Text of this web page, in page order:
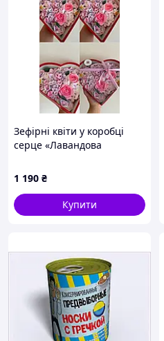
Зефірні квіти у коробці
серце «Лавандова
гортензії, троянди та
ромашки ручної роботи/22
см
1 190 ₴
Купити